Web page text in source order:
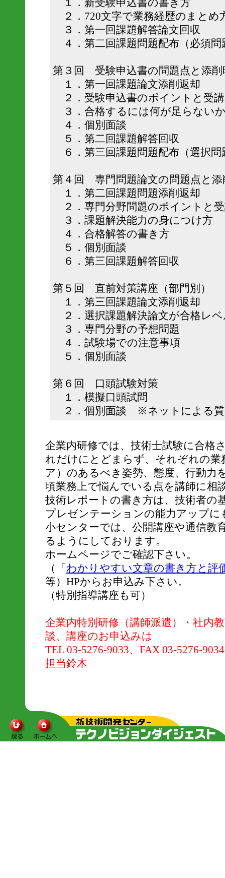
２．720文字で業務経歴のまとめ
３．第一回課題解答論文回収
４．第二回課題問題配布（必須問
第３回 受験申込書の問題点と添削
１．第一回課題論文添削返却
２．受験申込書のポイントと受
３．合格するには何が足らない
４．個別面談
５．第二回課題解答回収
６．第三回課題問題配布（選択問
第４回 専門問題論文の問題点と
１．第二回課題問題添削返却
２．専門分野問題のポイントと
３．課題解決能力の身につけ方
４．合格解答の書き方
５．個別面談
６．第三回課題解答回収
第５回 直前対策講座（部門別）
１．第三回課題論文添削返却
２．選択課題解決論文が合格レ
３．専門分野の予想問題
４．試験場での注意事項
５．個別面談
第６回 口頭試験対策
１．模擬口頭試問
２．個別面談 ※ネットによる質
企業内研修では、技術士試験に合格
れだけにとどまらず、それぞれの
ア）のあるべき姿勢、態度、行動力
頃業務上で悩んでいる点を講師に相
技術レポートの書き方は、技術者の
プレゼンテーションの能力アップに
小センターでは、公開講座や通信教
るようにしております。
ホームページでご確認下さい。
（「 わかりやすい文章の書き方と評
等）HPからお申込み下さい。
（特別指導講座も可）
企業内特別研修（講師派遣）・社内
談、講座のお申込みは
TEL 03-5276-9033、FAX 03-5276-
担当鈴木